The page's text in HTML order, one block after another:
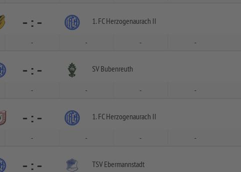
- : - 1. FC Herzogenaurach II
- - - -
- : - SV Bubenreuth
- - - -
- : - 1. FC Herzogenaurach II
- - - -
- : - TSV Ebermannstadt